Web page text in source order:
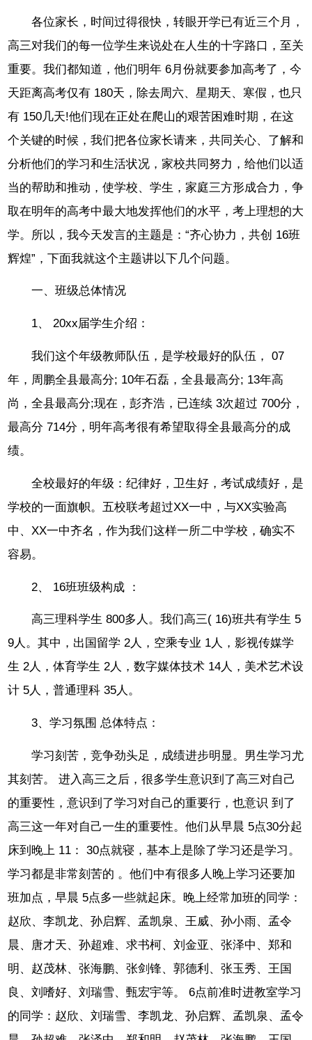
各位家长，时间过得很快，转眼开学已有近三个月，
高三对我们的每一位学生来说处在人生的十字路口，至关
重要。我们都知道，他们明年 6月份就要参加高考了，今
天距离高考仅有 180天，除去周六、星期天、寒假，也只
有 150几天!他们现在正处在爬山的艰苦困难时期，在这
个关键的时候，我们把各位家长请来，共同关心、了解和
分析他们的学习和生活状况，家校共同努力，给他们以适
当的帮助和推动，使学校、学生，家庭三方形成合力，争
取在明年的高考中最大地发挥他们的水平，考上理想的大
学。所以，我今天发言的主题是：“齐心协力，共创 16班
辉煌”，下面我就这个主题讲以下几个问题。
一、班级总体情况
1、 20xx届学生介绍：
我们这个年级教师队伍，是学校最好的队伍， 07
年，周鹏全县最高分; 10年石磊，全县最高分; 13年高
尚，全县最高分;现在，彭齐浩，已连续 3次超过 700分，
最高分 714分，明年高考很有希望取得全县最高分的成
绩。
全校最好的年级：纪律好，卫生好，考试成绩好，是
学校的一面旗帜。五校联考超过XX一中，与XX实验高
中、XX一中齐名，作为我们这样一所二中学校，确实不
容易。
2、 16班班级构成 ：
高三理科学生 800多人。我们高三( 16)班共有学生 5
9人。其中，出国留学 2人，空乘专业 1人，影视传媒学
生 2人，体育学生 2人，数字媒体技术 14人，美术艺术设
计 5人，普通理科 35人。
3、学习氛围 总体特点：
学习刻苦，竞争劲头足，成绩进步明显。男生学习尤
其刻苦。 进入高三之后，很多学生意识到了高三对自己
的重要性，意识到了学习对自己的重要行，也意识 到了
高三这一年对自己一生的重要性。他们从早晨 5点30分起
床到晚上 11： 30点就寝，基本上是除了学习还是学习。
学习都是非常刻苦的 。他们中有很多人晚上学习还要加
班加点，早晨 5点多一些就起床。晚上经常加班的同学：
赵欣、李凯龙、孙启辉、孟凯泉、王威、孙小雨、孟令
晨、唐才天、孙超难、求书柯、刘金亚、张泽中、郑和
明、赵茂林、张海鹏、张剑锋、郭德利、张玉秀、王国
良、刘嗜好、刘瑞雪、甄宏宇等。 6点前准时进教室学习
的同学：赵欣、刘瑞雪、李凯龙、孙启辉、孟凯泉、孟令